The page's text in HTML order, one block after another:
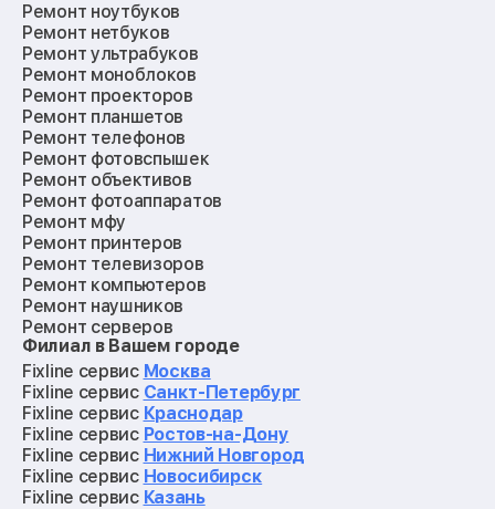
Ремонт ноутбуков
Ремонт нетбуков
Ремонт ультрабуков
Ремонт моноблоков
Ремонт проекторов
Ремонт планшетов
Ремонт телефонов
Ремонт фотовспышек
Ремонт объективов
Ремонт фотоаппаратов
Ремонт мфу
Ремонт принтеров
Ремонт телевизоров
Ремонт компьютеров
Ремонт наушников
Ремонт серверов
Ремонт мониторов
Ремонт квадрокоптеров
Ремонт электросамокатов
Ремонт материнских плат
Ремонт видеокарт
Ремонт кофемашин
Ремонт vr систем
Ремонт игровых приставок
Филиал в Вашем городе
Fixline сервис Москва
Fixline сервис Санкт-Петербург
Fixline сервис Краснодар
Fixline сервис Ростов-на-Дону
Fixline сервис Нижний Новгород
Fixline сервис Новосибирск
Fixline сервис Казань